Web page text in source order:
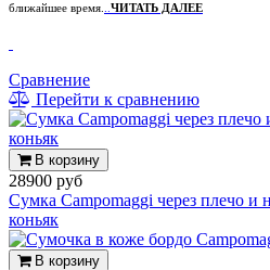
ближайшее время.
ЧИТАТЬ ДАЛЕЕ
Сравнение
Перейти к сравнению
В корзину
28900 руб
Сумка Campomaggi через плечо и
коньяк
В корзину